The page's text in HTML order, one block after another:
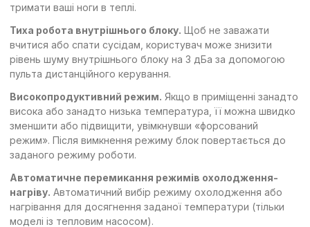
тримати ваші ноги в теплі.
Тиха робота внутрішнього блоку. Щоб не заважати
вчитися або спати сусідам, користувач може знизити
рівень шуму внутрішнього блоку на 3 дБа за допомогою
пульта дистанційного керування.
Високопродуктивний режим. Якщо в приміщенні занадто
висока або занадто низька температура, її можна швидко
зменшити або підвищити, увімкнувши «форсований
режим». Після вимкнення режиму блок повертається до
заданого режиму роботи.
Автоматичне перемикання режимів охолодження-
нагріву. Автоматичний вибір режиму охолодження або
нагрівання для досягнення заданої температури (тільки
моделі із тепловим насосом).